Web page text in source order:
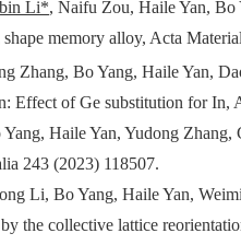
Li*, Naifu Zou, Haile Yan, Bo
shape memory alloy, Acta
Zhang, Bo Yang, Haile Yan,
Effect of Ge substitution for In,
Yang, Haile Yan, Yudong
243 (2023) 118507.
Li, Bo Yang, Haile Yan,
the collective lattice